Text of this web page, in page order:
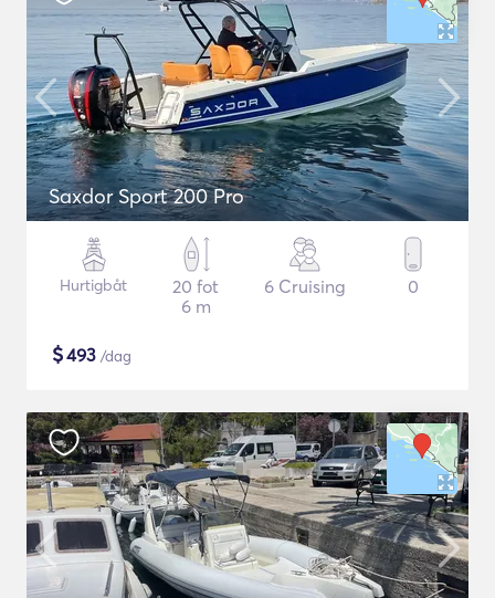
Saxdor Sport 200 Pro
Hurtigbåt
20 fot
6 m
6 Cruising 0
$493 /dag